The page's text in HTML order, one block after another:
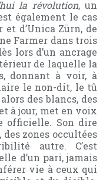
la révolution, un
également le cas
d’Unica Zürn, de
Farmer dans trois
lors d’un ancrage
de laquelle la
donnant à voir, à
le non-dit, le tû
des blancs, des
à jour, met en voix
officielle. Son dire
zones occultées
autre. C’est
d’un pari, jamais
vie à ceux qui